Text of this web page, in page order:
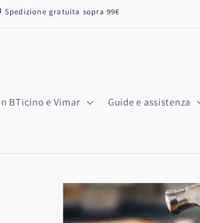
Spedizione gratuita sopra 99€
BTicino e Vimar Guide e assistenza